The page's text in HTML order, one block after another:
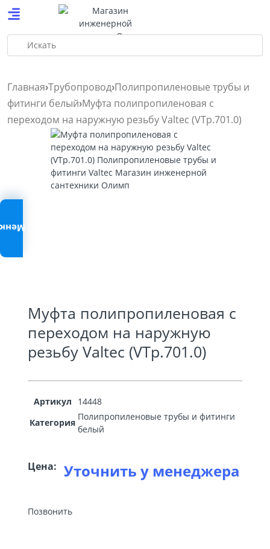
Искать
Главная Трубопровод Полипропиленовые трубы и
фитинги белый Муфта полипропиленовая с
переходом на наружную резьбу Valtec (VTp.701.0)
Муфта полипропиленовая с
переходом на наружную
резьбу Valtec (VTp.701.0)
Артикул
14448
Категория
Полипропиленовые трубы и фитинги
белый
Цена: Уточнить у менеджера
Позвонить